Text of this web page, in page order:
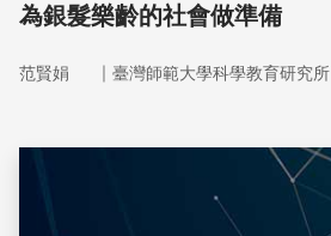
為銀髮樂齡的社會做準備
范賢娟 ｜ 臺灣師範大學科學教育研究所